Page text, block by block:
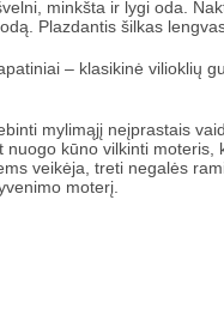
minkšta ir lygi oda.
Plazdantis šilkas
– klasikinė vilioklių
mylimąjį neįprastais
kūno vilkinti
veikėja, treti negalės
moterį.